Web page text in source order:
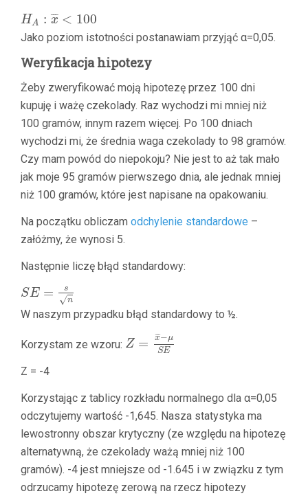
HA : x
¯¯
¯ < 100
Jako poziom istotności postanawiam przyjąć α=0,05.
Weryfikacja hipotezy
Żeby zweryfikować moją hipotezę przez 100 dni
kupuję i ważę czekolady. Raz wychodzi mi mniej niż
100 gramów, innym razem więcej. Po 100 dniach
wychodzi mi, że średnia waga czekolady to 98 gramów.
Czy mam powód do niepokoju? Nie jest to aż tak mało
jak moje 95 gramów pierwszego dnia, ale jednak mniej
niż 100 gramów, które jest napisane na opakowaniu.
Na początku obliczam odchylenie standardowe –
załóżmy, że wynosi 5.
Następnie liczę błąd standardowy:
SE =
s
n
√
W naszym przypadku błąd standardowy to ½.
Korzystam ze wzoru: Z = x
¯¯
¯−μ
SE
Z = -4
Korzystając z tablicy rozkładu normalnego dla α=0,05
odczytujemy wartość -1,645. Nasza statystyka ma
lewostronny obszar krytyczny (ze względu na hipotezę
alternatywną, że czekolady ważą mniej niż 100
gramów). -4 jest mniejsze od -1.645 i w związku z tym
odrzucamy hipotezę zerową na rzecz hipotezy